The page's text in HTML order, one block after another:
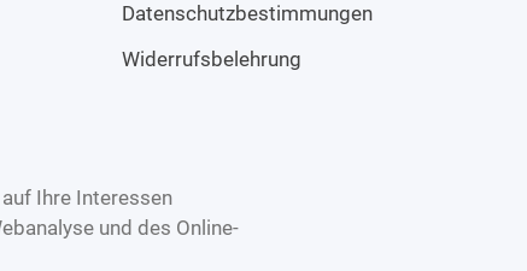
Datenschutzbestimmungen
Widerrufsbelehrung
Ihre Interessen
und des Online-